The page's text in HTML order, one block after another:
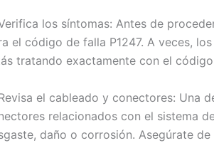
los síntomas: Antes de
el código de falla P1247. A veces,
tratando exactamente con el
el cableado y conectores: Una
relacionados con el sistema
daño o corrosión. Asegúrate